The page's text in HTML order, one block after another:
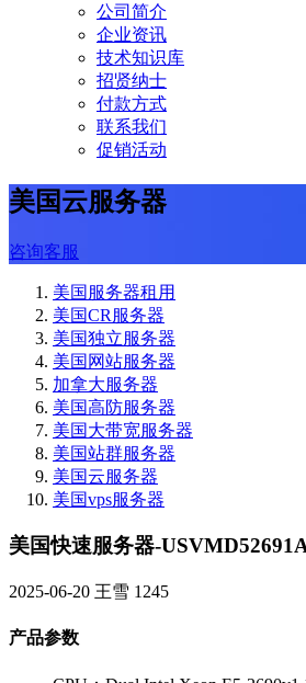
公司简介
企业资讯
技术知识库
招贤纳士
付款方式
联系我们
促销活动
美国云服务器
咨询客服
美国服务器租用
美国CR服务器
美国独立服务器
美国网站服务器
加拿大服务器
美国高防服务器
美国大带宽服务器
美国站群服务器
美国云服务器
美国vps服务器
美国快速服务器-
2025-06-20 王雪 1245
产品参数